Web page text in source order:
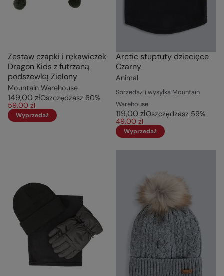
Zestaw czapki i rękawiczek
Dragon Kids z futrzaną
podszewką Zielony
Mountain Warehouse
149,00 złOszczędzasz 60%
59,00 zł
Wyprzedaż
Arctic stuptuty dziecięce
Czarny
Animal
Sprzedaż i wysyłka Mountain
Warehouse
119,00 złOszczędzasz 59%
49,00 zł
Wyprzedaż